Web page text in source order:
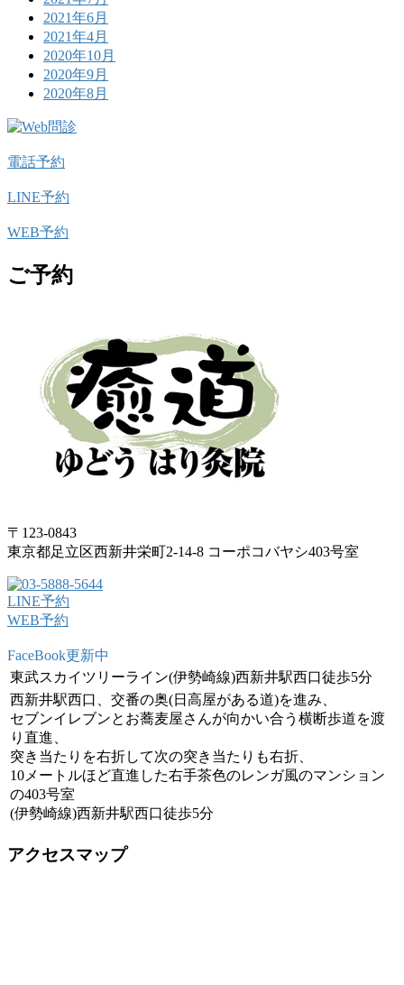
2021年6月
2021年4月
2020年10月
2020年9月
2020年8月
電話予約
LINE予約
WEB予約
ご予約
〒123-0843
東京都足立区西新井栄町2-14-8 コーポコバヤシ403号室
LINE予約
WEB予約
FaceBook更新中
東武スカイツリーライン(伊勢崎線)西新井駅西口徒歩5分
西新井駅西口、交番の奥(日高屋がある道)を進み、
セブンイレブンとお蕎麦屋さんが向かい合う横断歩道を渡
り直進、
突き当たりを右折して次の突き当たりも右折、
10メートルほど直進した右手茶色のレンガ風のマンション
の403号室
(伊勢崎線)西新井駅西口徒歩5分
アクセスマップ